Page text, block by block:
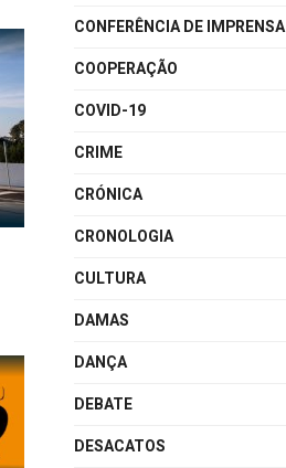
CONFERÊNCIA DE IMPRENSA
COOPERAÇÃO
COVID-19
CRIME
CRÓNICA
CRONOLOGIA
CULTURA
DAMAS
DANÇA
DEBATE
DESACATOS